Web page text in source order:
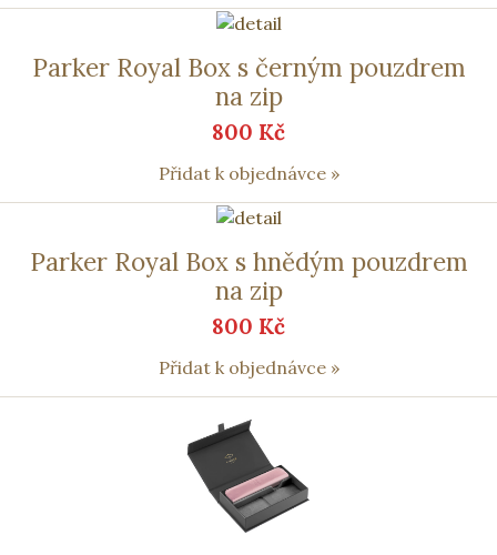
Parker Royal Box s černým pouzdrem
na zip
800 Kč
Přidat k objednávce »
Parker Royal Box s hnědým pouzdrem
na zip
800 Kč
Přidat k objednávce »